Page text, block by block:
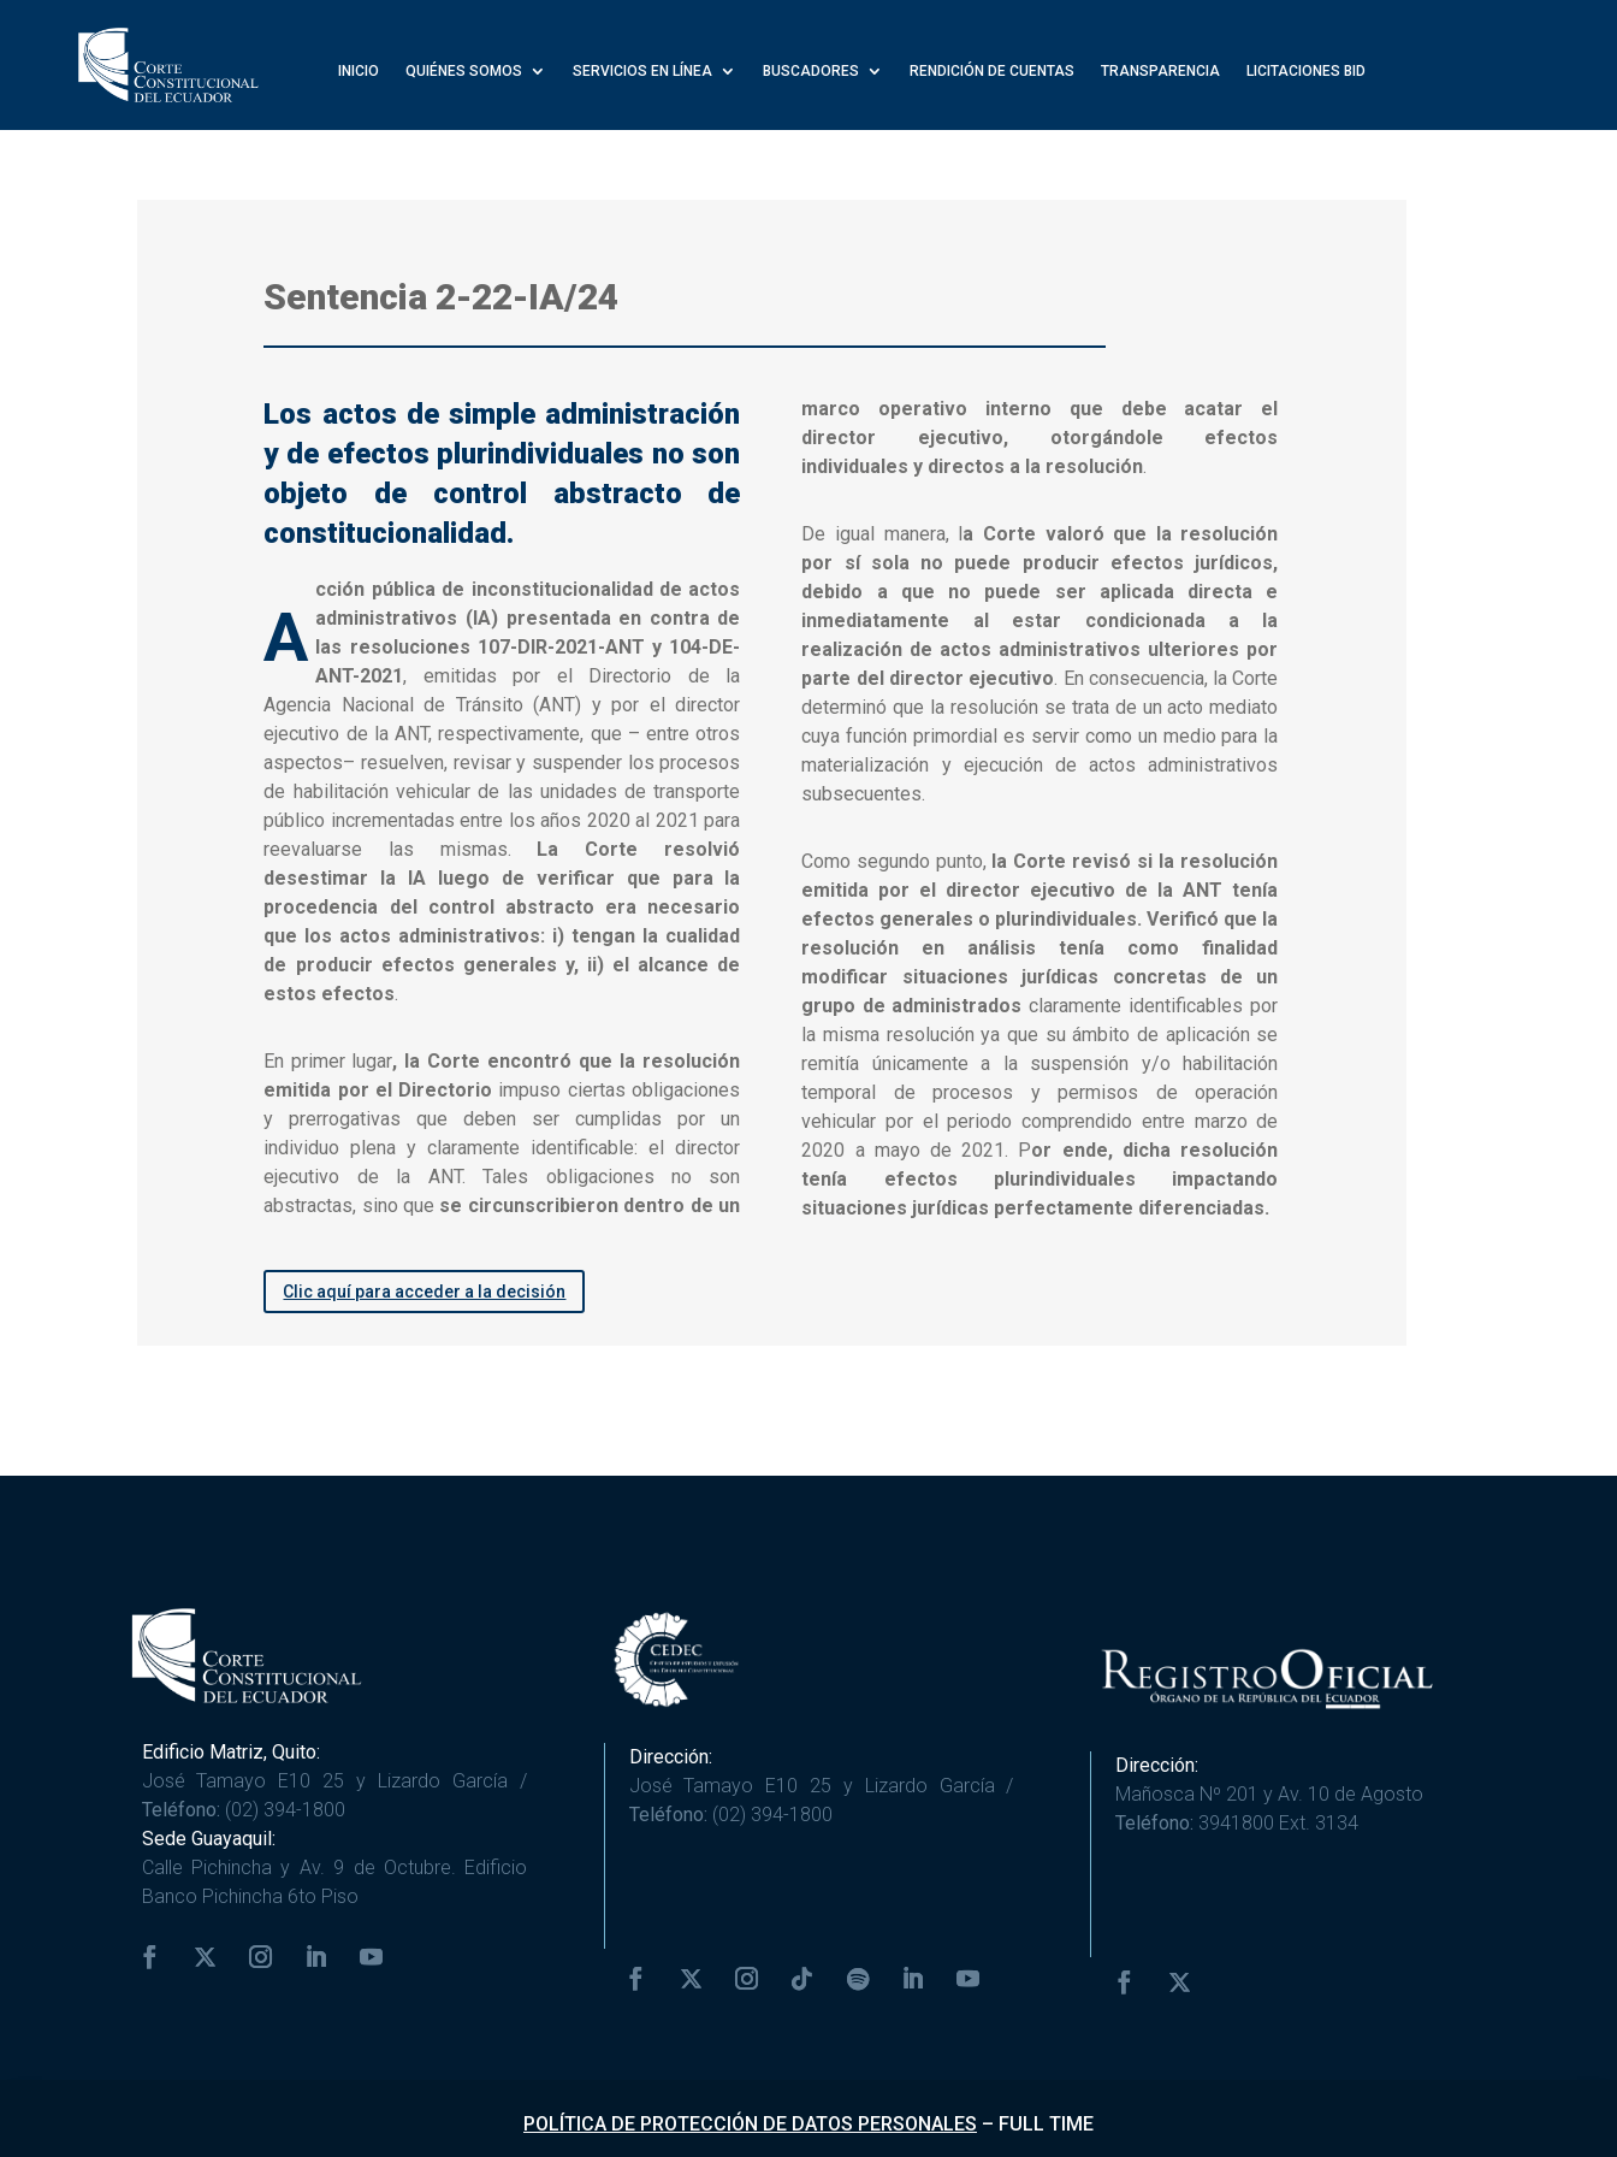
INICIO QUIÉNES SOMOS SERVICIOS EN LÍNEA BUSCADORES RENDICIÓN DE CUENTAS TRANSPARENCIA LICITACIONES BID
Sentencia 2-22-IA/24
Los actos de simple administración
y de efectos plurindividuales no son
objeto de control abstracto de
constitucionalidad.
A
cción pública de inconstitucionalidad de actos
administrativos (IA) presentada en contra de
las resoluciones 107-DIR-2021-ANT y 104-DE-
ANT-2021, emitidas por el Directorio de la
Agencia Nacional de Tránsito (ANT) y por el director
ejecutivo de la ANT, respectivamente, que – entre otros
aspectos– resuelven, revisar y suspender los procesos
de habilitación vehicular de las unidades de transporte
público incrementadas entre los años 2020 al 2021 para
reevaluarse las mismas.
La Corte resolvió
desestimar la IA luego de verificar que para la
procedencia del control abstracto era necesario
que los actos administrativos: i) tengan la cualidad
de producir efectos generales y, ii) el alcance de
estos efectos.
En primer lugar, la Corte encontró que la resolución
emitida por el Directorio impuso ciertas obligaciones
y prerrogativas que deben ser cumplidas por un
individuo plena y claramente identificable: el director
ejecutivo de la ANT. Tales obligaciones no son
abstractas, sino que se circunscribieron dentro de un
marco operativo interno que debe acatar el
director ejecutivo, otorgándole efectos
individuales y directos a la resolución.
De igual manera, l a Corte valoró que la resolución
por sí sola no puede producir efectos jurídicos,
debido a que no puede ser aplicada directa e
inmediatamente al estar condicionada a la
realización de actos administrativos ulteriores por
parte del director ejecutivo. En consecuencia, la Corte
determinó que la resolución se trata de un acto mediato
cuya función primordial es servir como un medio para la
materialización y ejecución de actos administrativos
subsecuentes.
Como segundo punto, la Corte revisó si la resolución
emitida por el director ejecutivo de la ANT tenía
efectos generales o plurindividuales. Verificó que la
resolución en análisis tenía como finalidad
modificar situaciones jurídicas concretas de un
grupo de administrados claramente identificables por
la misma resolución ya que su ámbito de aplicación se
remitía únicamente a la suspensión y/o habilitación
temporal de procesos y permisos de operación
vehicular por el periodo comprendido entre marzo de
2020 a mayo de 2021. Por ende, dicha resolución
tenía efectos plurindividuales impactando
situaciones jurídicas perfectamente diferenciadas.
Clic aquí para acceder a la decisión
Edificio Matriz, Quito:
José Tamayo E10 25 y Lizardo García /
Teléfono: (02) 394-1800
Sede Guayaquil:
Calle Pichincha y Av. 9 de Octubre. Edificio
Banco Pichincha 6to Piso
Dirección:
José Tamayo E10 25 y Lizardo García /
Teléfono: (02) 394-1800
Dirección:
Mañosca Nº 201 y Av. 10 de Agosto
Teléfono: 3941800 Ext. 3134
POLÍTICA DE PROTECCIÓN DE DATOS PERSONALES – FULL TIME